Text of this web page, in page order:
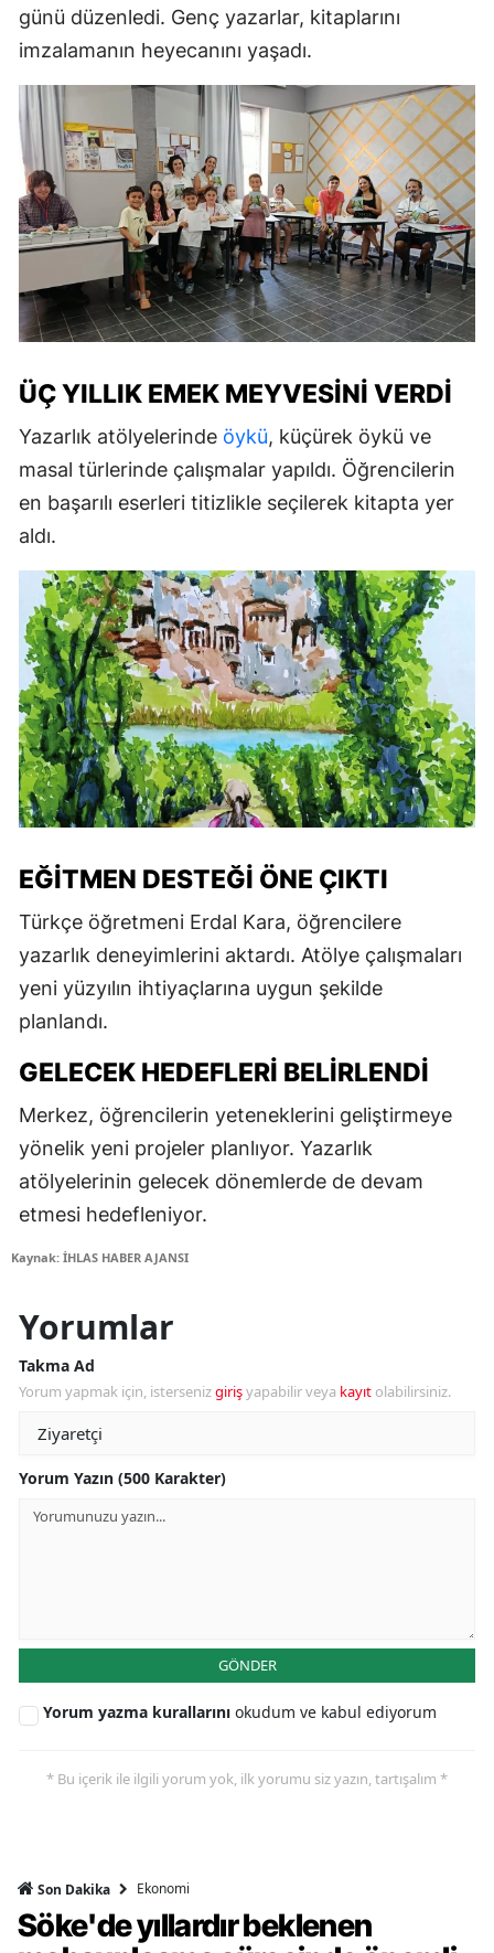
günü düzenledi. Genç yazarlar, kitaplarını
imzalamanın heyecanını yaşadı.
ÜÇ YILLIK EMEK MEYVESINI VERDI
Yazarlık atölyelerinde öykü, küçürek öykü ve
masal türlerinde çalışmalar yapıldı. Öğrencilerin
en başarılı eserleri titizlikle seçilerek kitapta yer
aldı.
EĞITMEN DESTEĞI ÖNE ÇIKTI
Türkçe öğretmeni Erdal Kara, öğrencilere
yazarlık deneyimlerini aktardı. Atölye çalışmaları
yeni yüzyılın ihtiyaçlarına uygun şekilde
planlandı.
GELECEK HEDEFLERI BELIRLENDI
Merkez, öğrencilerin yeteneklerini geliştirmeye
yönelik yeni projeler planlıyor. Yazarlık
atölyelerinin gelecek dönemlerde de devam
etmesi hedefleniyor.
Kaynak: İHLAS HABER AJANSI
Yorumlar
Takma Ad
Yorum yapmak için, istersenizgirişyapabilir veya kayıt olabilirsiniz.
Yorum Yazın (500 Karakter)
GÖNDER
Yorum yazma kurallarını okudum ve kabul ediyorum
* Bu içerik ile ilgili yorum yok, ilk yorumu siz yazın, tartışalım *
Son Dakika Ekonomi
Söke'de yıllardır beklenen